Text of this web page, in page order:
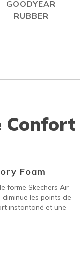
GOODYEAR
RUBBER
Confort
Foam
forme Skechers Air-
les points de
instantané et une